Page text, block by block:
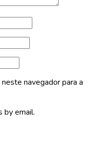
navegador para a
by email.